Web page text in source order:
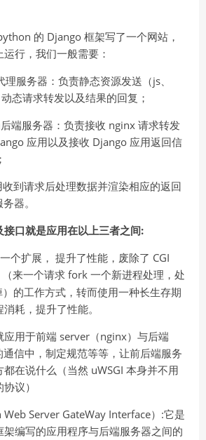
的 Django 框架写了一个网站，
行，我们一般需要：
服务器：负责静态资源发送（js、
态请求转发以及结果的回复；
端服务器：负责接收 nginx 请求转发
应用以及接收 Django 应用返回信
到请求后处理数据并渲染相应的返回
器。
接口就是应用在以上三者之间:
个扩展， 提升了性能，废除了 CGI
（来一个请求 fork 一个新进程处理，处
的工作方式，转而使用一种长生存期
耗，提升了性能。
应用于前端 server（nginx）与后端
信中，制定规范等等，让前后端服务
在说什么（当然 uWSGI 本身并不用
议）
Web Server GateWay Interface）:它是
编写的应用程序与后端服务器之间的